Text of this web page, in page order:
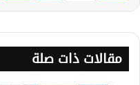
مقالات ذات صلة